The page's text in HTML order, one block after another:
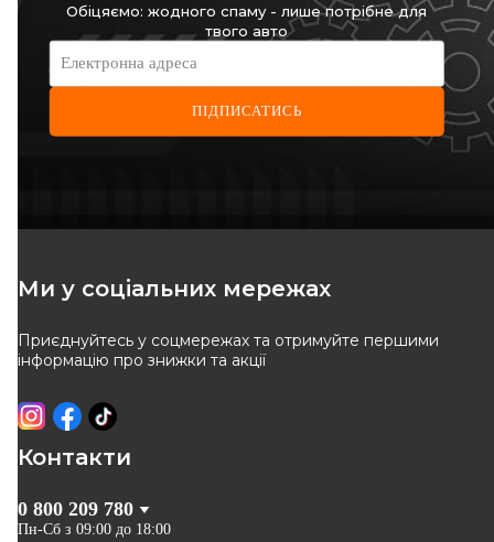
Обіцяємо: жодного спаму - лише потрібне для
твого авто
Електронна адреса
ПІДПИСАТИСЬ
Ми у соціальних мережах
Приєднуйтесь у соцмережах та отримуйте першими
інформацію про знижки та акції
Контакти
0 800 209 780
Пн-Сб з 09:00 до 18:00